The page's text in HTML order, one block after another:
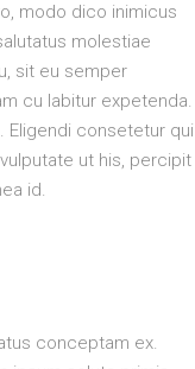
modo dico inimicus
molestiae
sit eu semper
cu labitur expetenda.
Eligendi consetetur qui
ut his, percipit
id.
conceptam ex.